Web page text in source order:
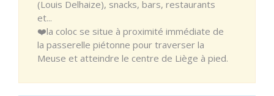
(Louis Delhaize), snacks, bars, restaurants
et...
❤️la coloc se situe à proximité immédiate de
la passerelle piétonne pour traverser la
Meuse et atteindre le centre de Liège à pied.